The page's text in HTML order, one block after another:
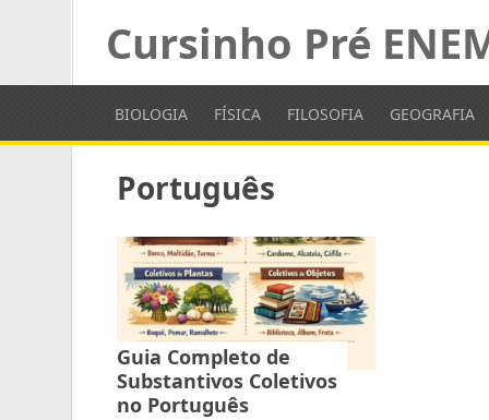
Cursinho Pré
BIOLOGIA FÍSICA FILOSOFIA GEOGRAFIA
Português
Guia Completo de
Substantivos Coletivos
no Português